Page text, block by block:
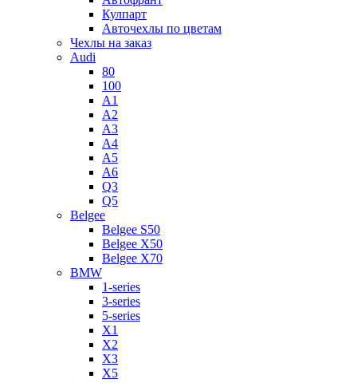
Кулпарт
Авточехлы по цветам
Чехлы на заказ
Audi
80
100
A1
A2
A3
A4
A5
A6
Q3
Q5
Belgee
Belgee S50
Belgee X50
Belgee X70
BMW
1-series
3-series
5-series
X1
X2
X3
X5